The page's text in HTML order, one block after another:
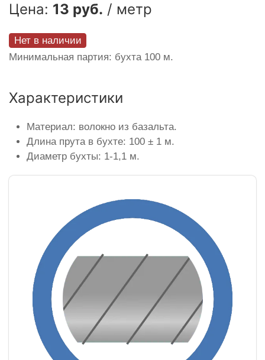
Цена: 13 руб. / метр
Нет в наличии
Минимальная партия: бухта 100 м.
Характеристики
Материал: волокно из базальта.
Длина прута в бухте: 100 ± 1 м.
Диаметр бухты: 1-1,1 м.